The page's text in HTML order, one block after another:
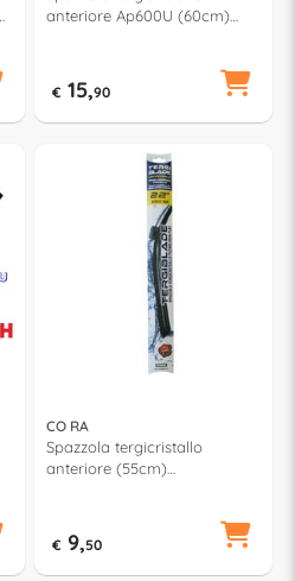
anteriore Ap600U (60cm)
€ 15,90
CO RA
Spazzola tergicristallo
anteriore (55cm)
€ 9,50